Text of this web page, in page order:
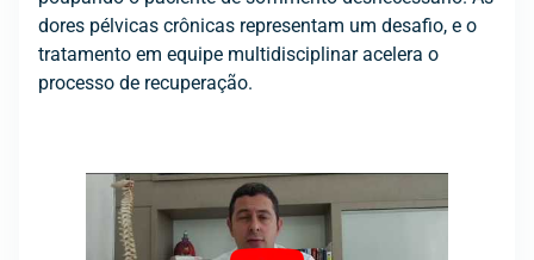
dores pélvicas crônicas representam um desafio, e o
tratamento em equipe multidisciplinar acelera o
processo de recuperação.